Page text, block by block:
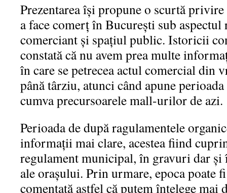
Prezentarea îşi propune o scurtă
a face comerţ în Bucureşti sub
comerciant şi spaţiul public. Istoricii
constată că nu avem prea multe
în care se petrecea actul comercial din
până târziu, atunci când apune
cumva precursoarele mall-urilor de azi.
Perioada de după ragulamentele
informaţii mai clare, acestea fiind
regulament municipal, în gravuri dar
ale oraşului. Prin urmare, epoca poate
comentată astfel că putem înţelege mai